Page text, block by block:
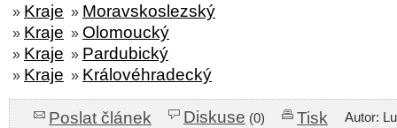
» Kraje » Moravskoslezský
» Kraje » Olomoucký
» Kraje » Pardubický
» Kraje » Královéhradecký
Poslat článek Diskuse (0) Tisk
Autor: